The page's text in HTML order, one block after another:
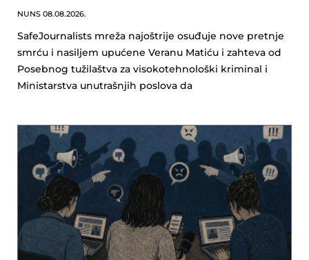
NUNS 08.08.2026.
SafeJournalists mreža najoštrije osuđuje nove pretnje
smrću i nasiljem upućene Veranu Matiću i zahteva od
Posebnog tužilaštva za visokotehnološki kriminal i
Ministarstva unutrašnjih poslova da